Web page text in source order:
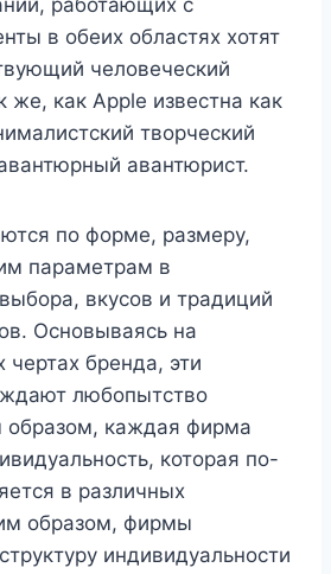
работающих с
в обеих областях хотят
человеческий
же, как Apple известна как
творческий
авантюрист.
по форме, размеру,
параметрам в
вкусов и традиций
Основываясь на
чертах бренда, эти
любопытство
образом, каждая фирма
которая по-
в различных
образом, фирмы
индивидуальности